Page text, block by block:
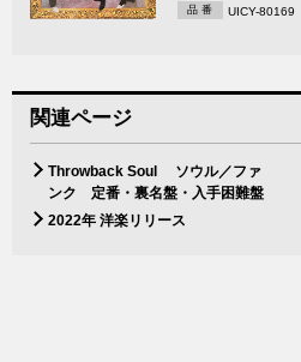
品 番 UICY-80169
関連ページ
Throwback Soul ソウル／ファ
ンク 定番・裏名盤・入手困難盤
2022年 洋楽リリース